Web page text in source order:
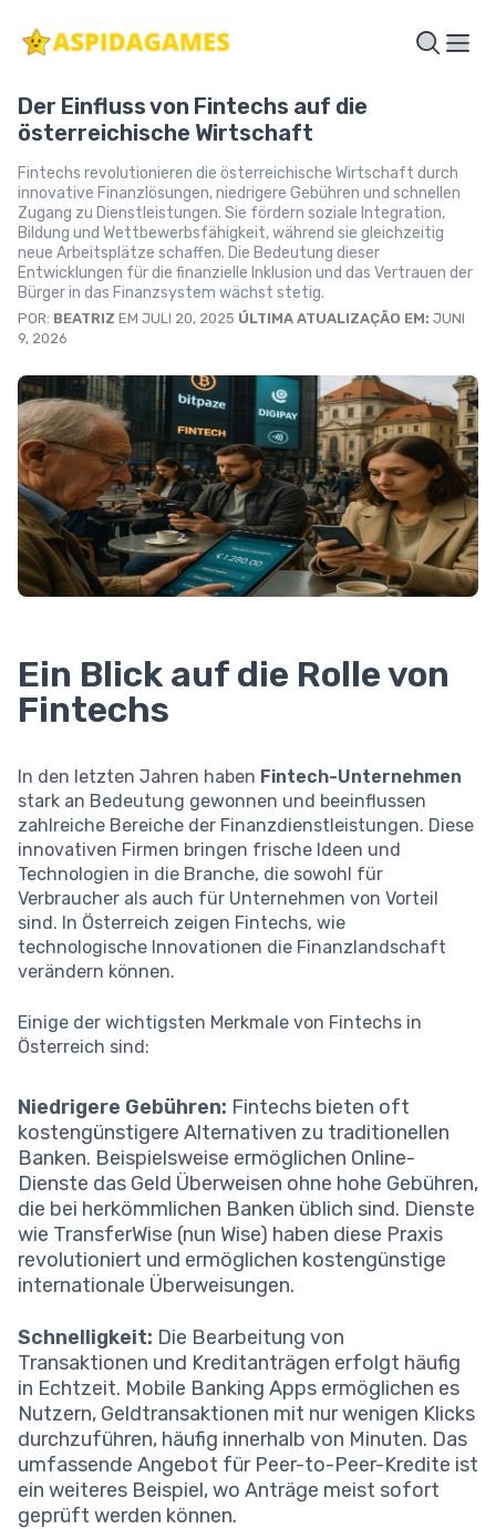
Der Einfluss von Fintechs auf die
österreichische Wirtschaft
Fintechs revolutionieren die österreichische Wirtschaft durch
innovative Finanzlösungen, niedrigere Gebühren und schnellen
Zugang zu Dienstleistungen. Sie fördern soziale Integration,
Bildung und Wettbewerbsfähigkeit, während sie gleichzeitig
neue Arbeitsplätze schaffen. Die Bedeutung dieser
Entwicklungen für die finanzielle Inklusion und das Vertrauen der
Bürger in das Finanzsystem wächst stetig.
POR: BEATRIZ EM JULI 20, 2025 ÚLTIMA ATUALIZAÇÃO EM: JUNI
9, 2026
Ein Blick auf die Rolle von
Fintechs
In den letzten Jahren haben Fintech-Unternehmen
stark an Bedeutung gewonnen und beeinflussen
zahlreiche Bereiche der Finanzdienstleistungen. Diese
innovativen Firmen bringen frische Ideen und
Technologien in die Branche, die sowohl für
Verbraucher als auch für Unternehmen von Vorteil
sind. In Österreich zeigen Fintechs, wie
technologische Innovationen die Finanzlandschaft
verändern können.
Einige der wichtigsten Merkmale von Fintechs in
Österreich sind:
Niedrigere Gebühren: Fintechs bieten oft
kostengünstigere Alternativen zu traditionellen
Banken. Beispielsweise ermöglichen Online-
Dienste das Geld Überweisen ohne hohe Gebühren,
die bei herkömmlichen Banken üblich sind. Dienste
wie TransferWise (nun Wise) haben diese Praxis
revolutioniert und ermöglichen kostengünstige
internationale Überweisungen.
Schnelligkeit: Die Bearbeitung von
Transaktionen und Kreditanträgen erfolgt häufig
in Echtzeit. Mobile Banking Apps ermöglichen es
Nutzern, Geldtransaktionen mit nur wenigen Klicks
durchzuführen, häufig innerhalb von Minuten. Das
umfassende Angebot für Peer-to-Peer-Kredite ist
ein weiteres Beispiel, wo Anträge meist sofort
geprüft werden können.